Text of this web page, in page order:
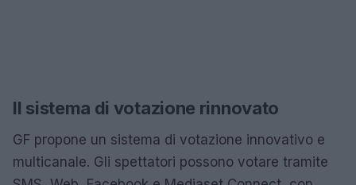
Il sistema di votazione rinnovato
GF propone un sistema di votazione innovativo e
multicanale. Gli spettatori possono votare tramite